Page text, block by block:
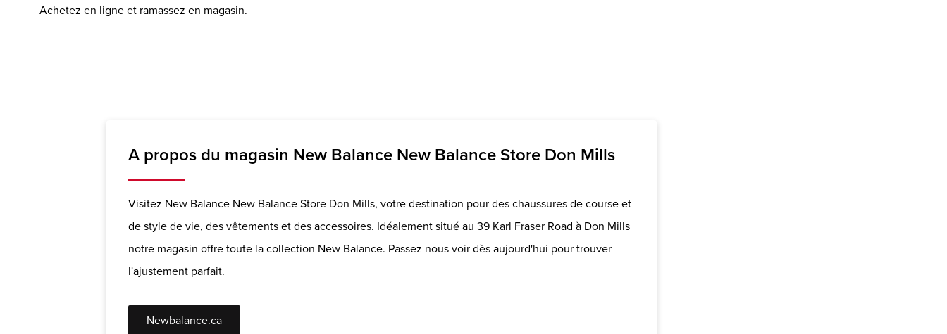
Achetez en ligne et ramassez en magasin.
A propos du magasin New Balance New Balance Store Don Mills
Visitez New Balance New Balance Store Don Mills, votre destination pour des chaussures de course et
de style de vie, des vêtements et des accessoires. Idéalement situé au 39 Karl Fraser Road à Don Mills
notre magasin offre toute la collection New Balance. Passez nous voir dès aujourd'hui pour trouver
l'ajustement parfait.
Newbalance.ca